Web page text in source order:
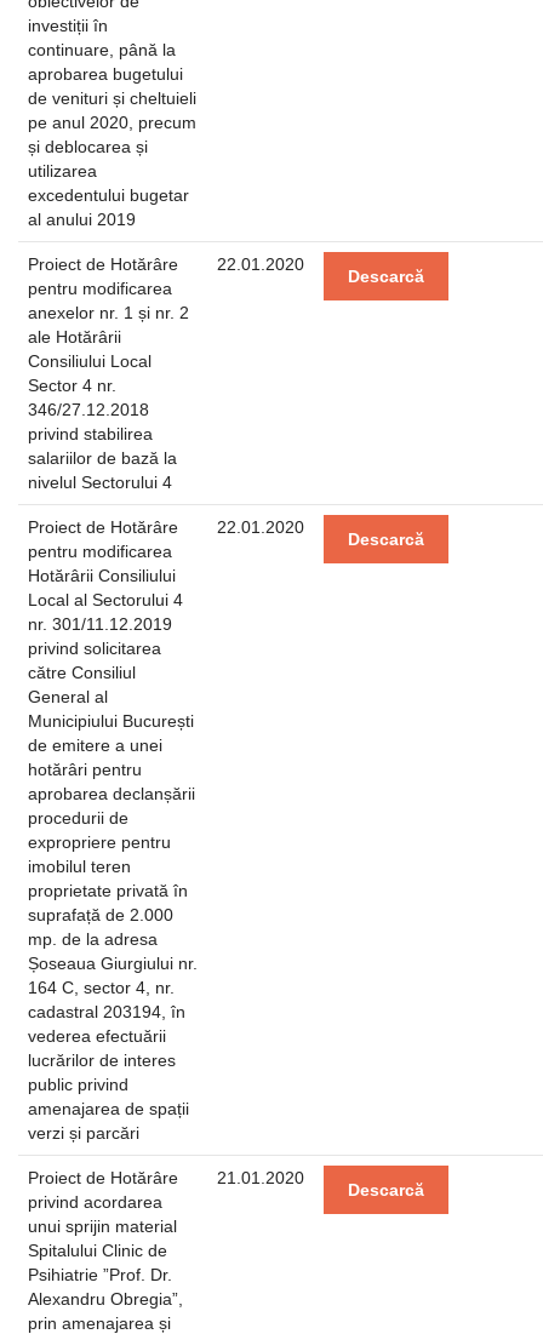
investiții în
continuare, până la
aprobarea bugetului
de venituri și cheltuieli
pe anul 2020, precum
și deblocarea și
utilizarea
excedentului bugetar
al anului 2019
Proiect de Hotărâre
pentru modificarea
anexelor nr. 1 și nr. 2
ale Hotărârii
Consiliului Local
Sector 4 nr.
346/27.12.2018
privind stabilirea
salariilor de bază la
nivelul Sectorului 4
22.01.2020
Descarcă
Proiect de Hotărâre
pentru modificarea
Hotărârii Consiliului
Local al Sectorului 4
nr. 301/11.12.2019
privind solicitarea
către Consiliul
General al
Municipiului București
de emitere a unei
hotărâri pentru
aprobarea declanșării
procedurii de
expropriere pentru
imobilul teren
proprietate privată în
suprafață de 2.000
mp. de la adresa
Șoseaua Giurgiului nr.
164 C, sector 4, nr.
cadastral 203194, în
vederea efectuării
lucrărilor de interes
public privind
amenajarea de spații
verzi și parcări
22.01.2020
Descarcă
Proiect de Hotărâre
privind acordarea
unui sprijin material
Spitalului Clinic de
Psihiatrie ”Prof. Dr.
Alexandru Obregia”,
prin amenajarea și
21.01.2020
Descarcă